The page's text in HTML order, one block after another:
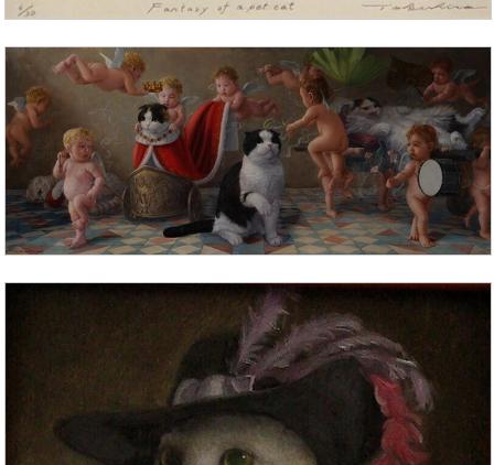
Вечером я в подробностях рассказываю эту
– А что дальше было с Блэком?
– Он так и остался у нас. В него невозможно было
не влюбиться, и нам разрешили его оставить.
Бабуля и дедуля его полюбили, так и жил с нами.
– Здорово. А при какой температуре замерзают
кошки?
– Дань, ну ты как скажешь что-нибудь, – смеюсь я и
целую его в лоб. – Спи давай.
И сын засыпает, укутавшись в одеяло и обнимая
свою любимую кошку Ладошку, которую заботливо
Чтобы не замерзла… Ведь при какой температуре
замерзают кошки, я ему так и не сказала.
© Ольга Савельева